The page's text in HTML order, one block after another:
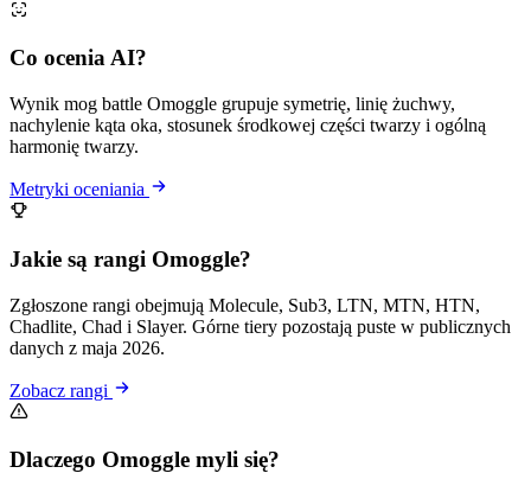
Co ocenia AI?
Wynik mog battle Omoggle grupuje symetrię, linię żuchwy,
nachylenie kąta oka, stosunek środkowej części twarzy i ogólną
harmonię twarzy.
Metryki oceniania
Jakie są rangi Omoggle?
Zgłoszone rangi obejmują Molecule, Sub3, LTN, MTN, HTN,
Chadlite, Chad i Slayer. Górne tiery pozostają puste w publicznych
danych z maja 2026.
Zobacz rangi
Dlaczego Omoggle myli się?